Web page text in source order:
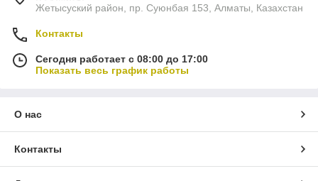
Жетысуский район, пр. Суюнбая 153, Алматы, Казахстан
Контакты
Сегодня работает с 08:00 до 17:00
Показать весь график работы
О нас
Контакты